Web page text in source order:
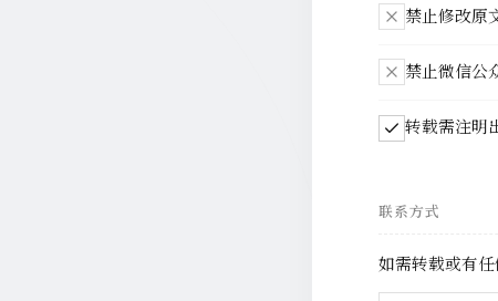
禁止修改原
禁止微信公
转载需注明
联系方式
如需转载或有任